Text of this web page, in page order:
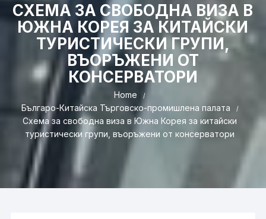
СХЕМА ЗА СВОБОДНА ВИЗА В
ЮЖНА КОРЕЯ ЗА КИТАЙСКИ
ТУРИСТИЧЕСКИ ГРУПИ,
ВЪОРЪЖЕНИ ОТ
КОНСЕРВАТОРИ
Home
Българо-Китайска Търговско-промишлена палaта
Схема за свободна виза в Южна Корея за китайски
туристически групи, въоръжени от консерватори